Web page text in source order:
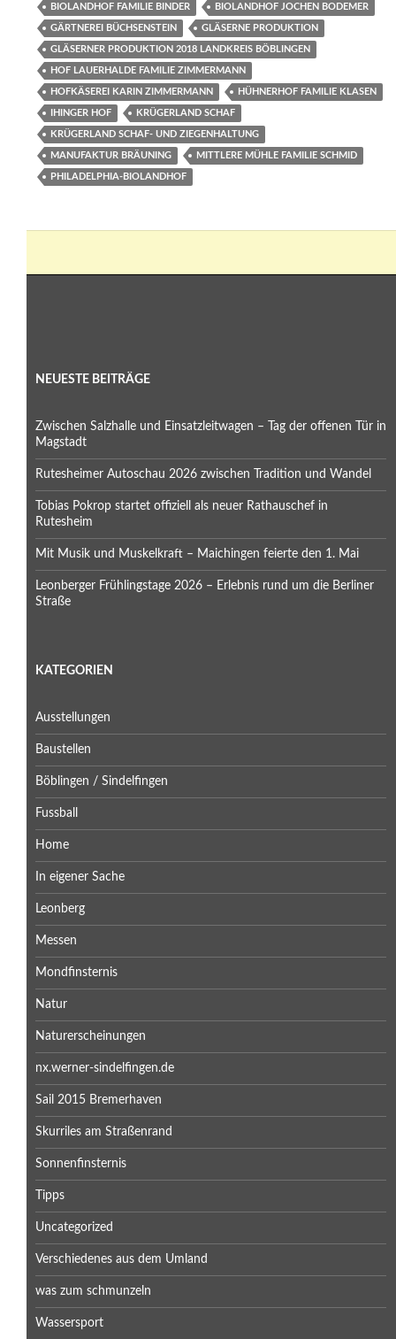
BIOLANDHOF FAMILIE BINDER BIOLANDHOF JOCHEN BODEMER
GÄRTNEREI BÜCHSENSTEIN GLÄSERNE PRODUKTION
GLÄSERNER PRODUKTION 2018 LANDKREIS BÖBLINGEN
HOF LAUERHALDE FAMILIE ZIMMERMANN
HOFKÄSEREI KARIN ZIMMERMANN HÜHNERHOF FAMILIE KLASEN
IHINGER HOF KRÜGERLAND SCHAF
KRÜGERLAND SCHAF- UND ZIEGENHALTUNG
MANUFAKTUR BRÄUNING MITTLERE MÜHLE FAMILIE SCHMID
PHILADELPHIA-BIOLANDHOF
NEUESTE BEITRÄGE
Zwischen Salzhalle und Einsatzleitwagen – Tag der offenen Tür in
Magstadt
Rutesheimer Autoschau 2026 zwischen Tradition und Wandel
Tobias Pokrop startet offiziell als neuer Rathauschef in
Rutesheim
Mit Musik und Muskelkraft – Maichingen feierte den 1. Mai
Leonberger Frühlingstage 2026 – Erlebnis rund um die Berliner
Straße
KATEGORIEN
Ausstellungen
Baustellen
Böblingen / Sindelfingen
Fussball
Home
In eigener Sache
Leonberg
Messen
Mondfinsternis
Natur
Naturerscheinungen
nx.werner-sindelfingen.de
Sail 2015 Bremerhaven
Skurriles am Straßenrand
Sonnenfinsternis
Tipps
Uncategorized
Verschiedenes aus dem Umland
was zum schmunzeln
Wassersport